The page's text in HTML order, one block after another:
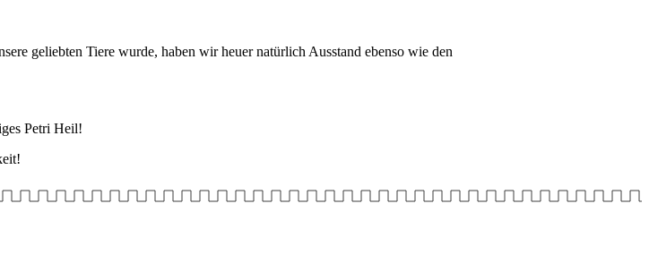
geliebten Tiere wurde, haben wir heuer natürlich Ausstand ebenso wie den
Petri Heil!